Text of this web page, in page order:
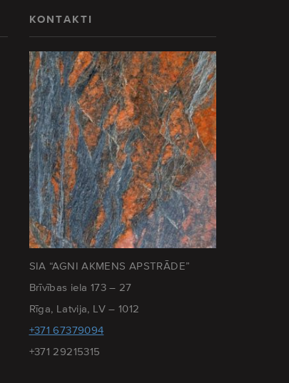
KONTAKTI
SIA “AGNI AKMENS APSTRĀDE”
Brīvības iela 173 – 27
Rīga, Latvija, LV – 1012
+371 67379094
+371 29215315